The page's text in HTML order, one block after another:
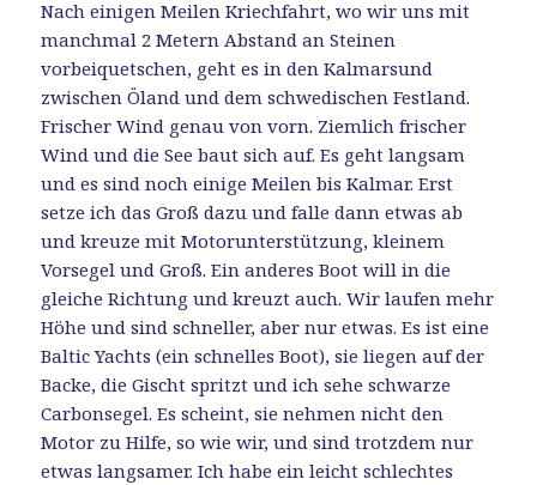
Nach einigen Meilen Kriechfahrt, wo wir uns mit
manchmal 2 Metern Abstand an Steinen
vorbeiquetschen, geht es in den Kalmarsund
zwischen Öland und dem schwedischen Festland.
Frischer Wind genau von vorn. Ziemlich frischer
Wind und die See baut sich auf. Es geht langsam
und es sind noch einige Meilen bis Kalmar. Erst
setze ich das Groß dazu und falle dann etwas ab
und kreuze mit Motorunterstützung, kleinem
Vorsegel und Groß. Ein anderes Boot will in die
gleiche Richtung und kreuzt auch. Wir laufen mehr
Höhe und sind schneller, aber nur etwas. Es ist eine
Baltic Yachts (ein schnelles Boot), sie liegen auf der
Backe, die Gischt spritzt und ich sehe schwarze
Carbonsegel. Es scheint, sie nehmen nicht den
Motor zu Hilfe, so wie wir, und sind trotzdem nur
etwas langsamer. Ich habe ein leicht schlechtes